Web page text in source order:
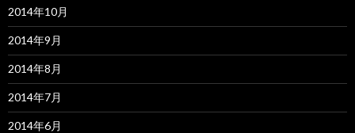
2014年10月
2014年9月
2014年8月
2014年7月
2014年6月